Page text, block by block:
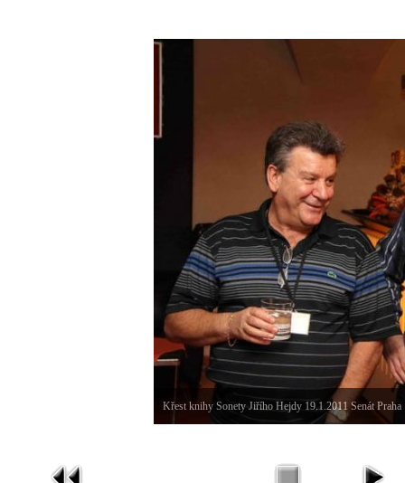
Křest knihy Sonety Jiřího Hejdy 19.1.2011 Senát Praha